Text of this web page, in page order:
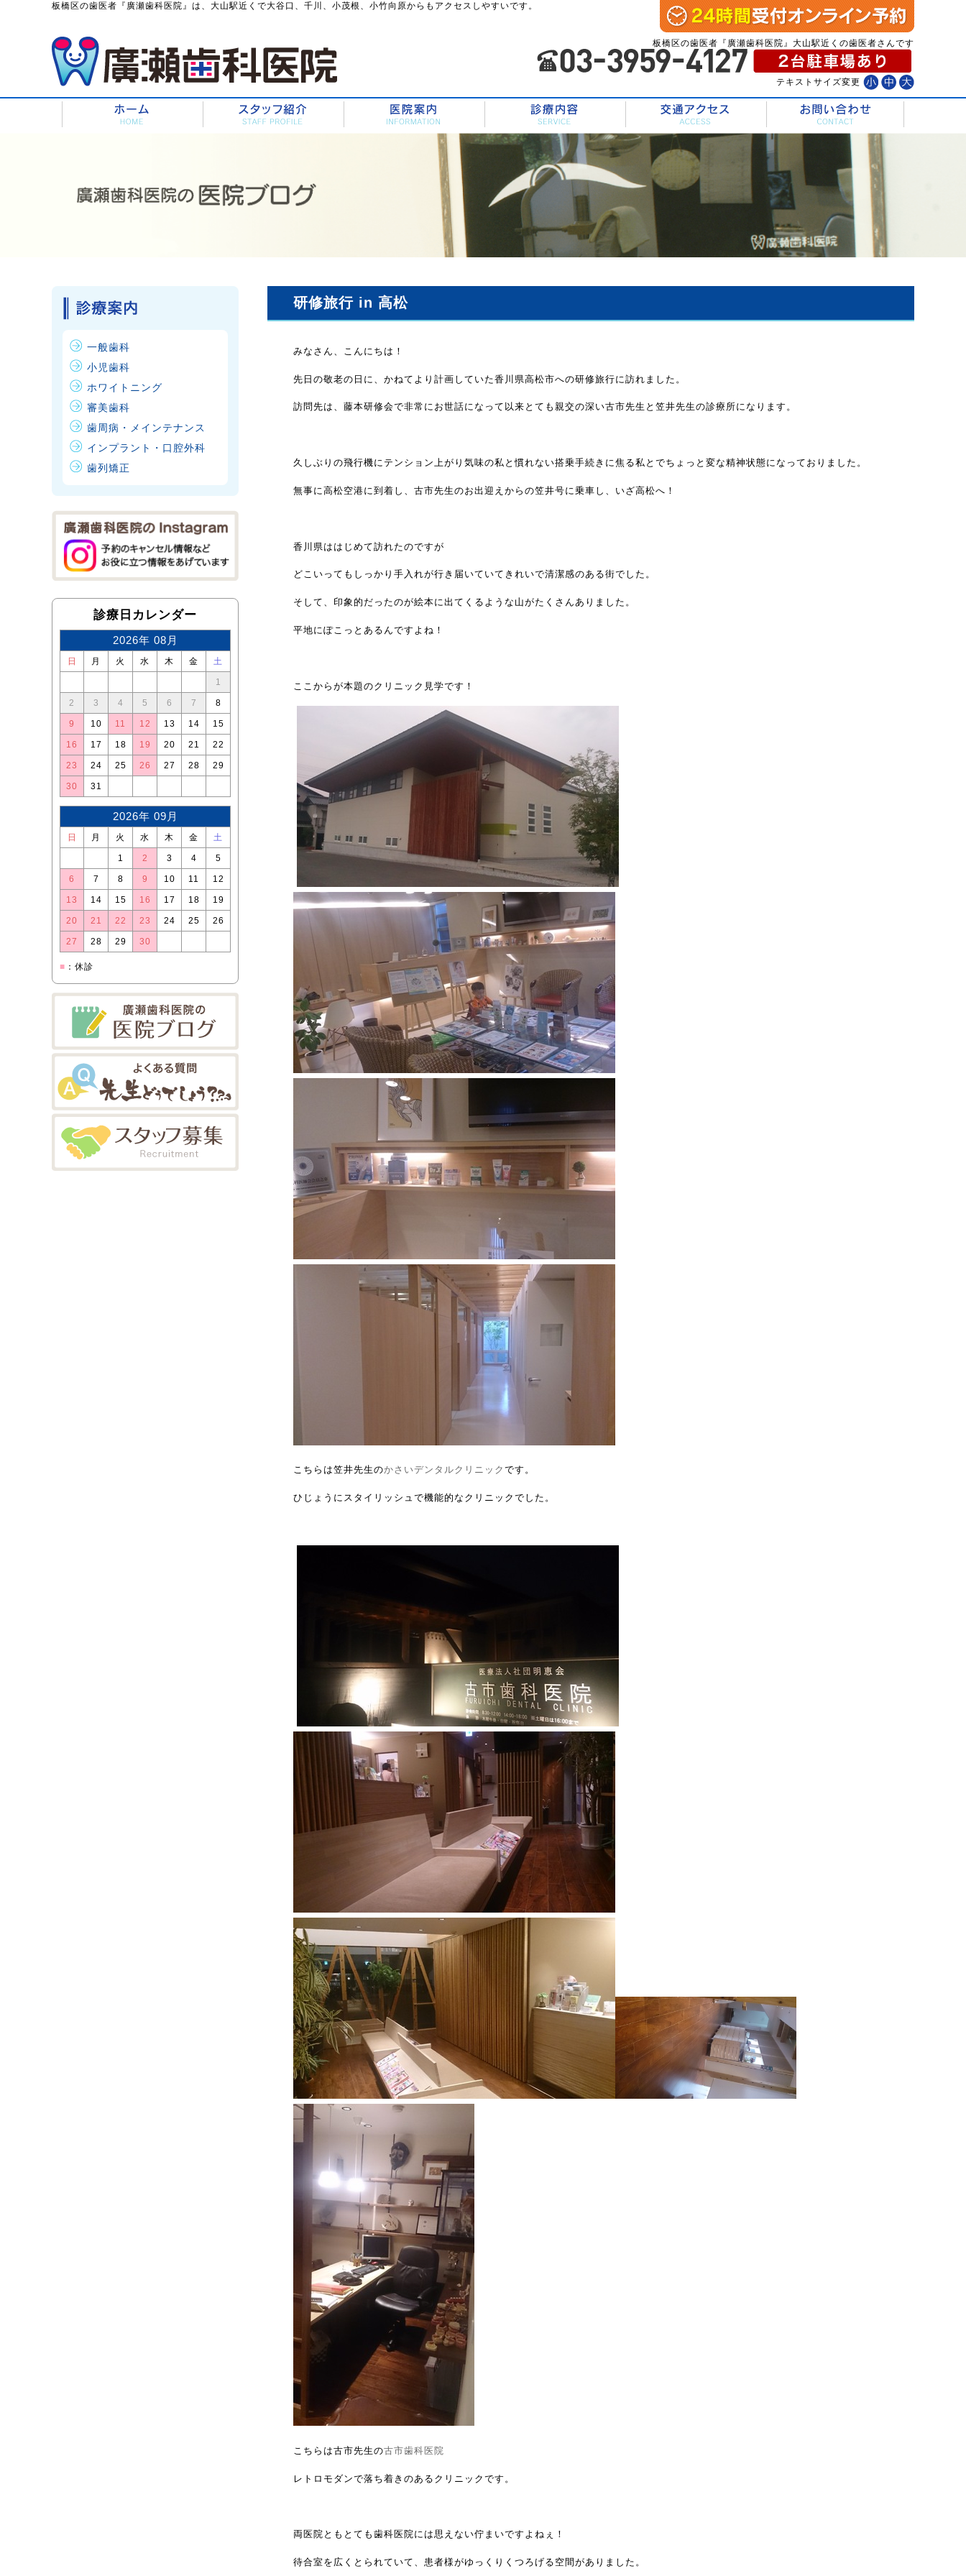
板橋区の歯医者『廣瀬歯科医院』は、大山駅近くで大谷口、千川、小茂根、小竹向原からもアクセスしやすいです。
板橋区の歯医者『廣瀬歯科医院』大山駅近くの歯医者さんです
テキストサイズ変更
研修旅行 in 高松
みなさん、こんにちは！
先日の敬老の日に、かねてより計画していた香川県高松市への研修旅行に訪れました。
訪問先は、藤本研修会で非常にお世話になって以来とても親交の深い古市先生と笠井先生の診療所になります。
久しぶりの飛行機にテンション上がり気味の私と慣れない搭乗手続きに焦る私とでちょっと変な精神状態になっておりました。
無事に高松空港に到着し、古市先生のお出迎えからの笠井号に乗車し、いざ高松へ！
香川県ははじめて訪れたのですが
どこいってもしっかり手入れが行き届いていてきれいで清潔感のある街でした。
そして、印象的だったのが絵本に出てくるような山がたくさんありました。
平地にぽこっとあるんですよね！
ここからが本題のクリニック見学です！
こちらは笠井先生のかさいデンタルクリニック です。
ひじょうにスタイリッシュで機能的なクリニックでした。
こちらは古市先生の古市歯科医院
レトロモダンで落ち着きのあるクリニックです。
両医院ともとても歯科医院には思えない佇まいですよねぇ！
待合室を広くとられていて、患者様がゆっくりくつろげる空間がありました。
一般歯科
小児歯科
ホワイトニング
審美歯科
歯周病・メインテナンス
インプラント・口腔外科
歯列矯正
診療日カレンダー
2026年 08月
日 月 火 水 木 金 土
1
2 3 4 5 6 7 8
9 10 11 12 13 14 15
16 17 18 19 20 21 22
23 24 25 26 27 28 29
30 31
2026年 09月
日 月 火 水 木 金 土
1 2 3 4 5
6 7 8 9 10 11 12
13 14 15 16 17 18 19
20 21 22 23 24 25 26
27 28 29 30
■ ：休診